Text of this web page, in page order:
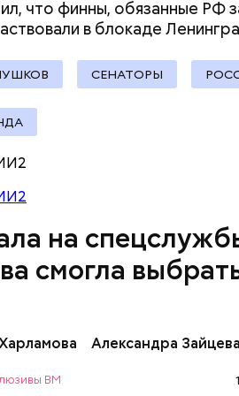
что финны, обязанные РФ
в блокаде
СЕНАТОРЫ
на
смогла
Александра Зайцева
ВМ
диссертации в
Walla, в столицу Ирака
Чиновникам
документов. Матвиенко в
советского и
«Давайте говорить и писать